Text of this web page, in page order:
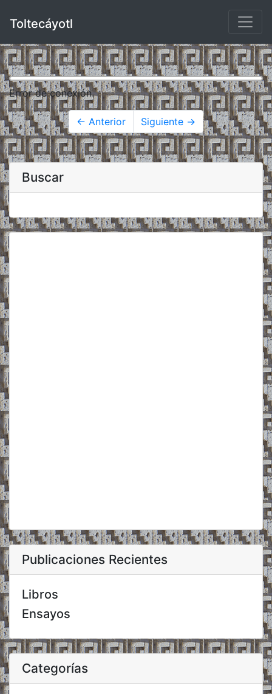
Toltecáyotl
Error de conexión.
← Anterior Siguiente →
Buscar
Publicaciones Recientes
Libros
Ensayos
Categorías